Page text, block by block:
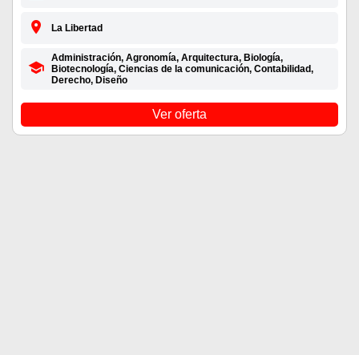
La Libertad
Administración, Agronomía, Arquitectura, Biología,
Biotecnología, Ciencias de la comunicación, Contabilidad,
Derecho, Diseño
Ver oferta